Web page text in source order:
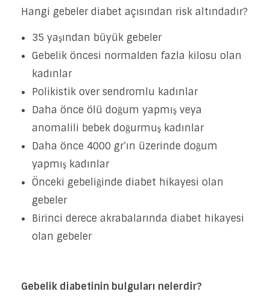
Hangi gebeler diabet açısından risk altındadır?
35 yaşından büyük gebeler
Gebelik öncesi normalden fazla kilosu olan
kadınlar
Polikistik over sendromlu kadınlar
Daha önce ölü doğum yapmış veya
anomalili bebek doğurmuş kadınlar
Daha önce 4000 gr’ın üzerinde doğum
yapmış kadınlar
Önceki gebeliğinde diabet hikayesi olan
gebeler
Birinci derece akrabalarında diabet hikayesi
olan gebeler
Gebelik diabetinin bulguları nelerdir?